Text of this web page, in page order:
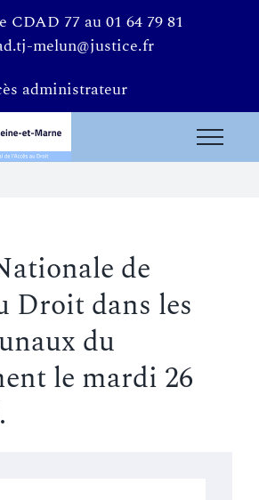
CDAD 77 au 01 64 79 81
melun@justice.fr
administrateur
de
Droit dans les
du
le mardi 26